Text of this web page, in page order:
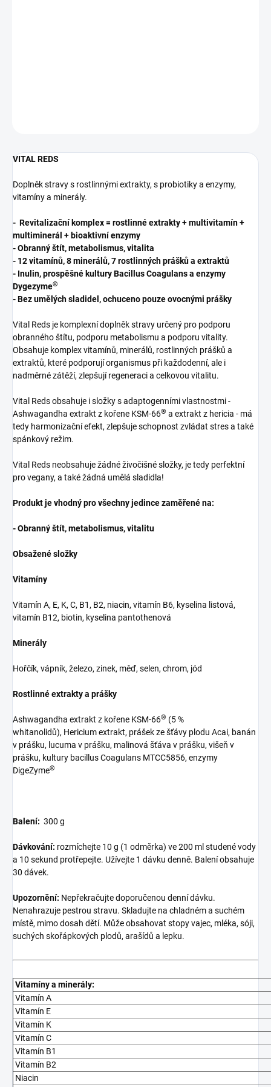
VITAL REDS
Doplněk stravy s rostlinnými extrakty, s probiotiky a enzymy,
vitamíny a minerály.
- Revitalizační komplex = rostlinné extrakty + multivitamín +
multiminerál + bioaktivní enzymy
- Obranný štít, metabolismus, vitalita
- 12 vitamínů, 8 minerálů, 7 rostlinných prášků a extraktů
- Inulin, prospěšné kultury Bacillus Coagulans a enzymy
Dygezyme®
- Bez umělých sladidel, ochuceno pouze ovocnými prášky
Vital Reds je komplexní doplněk stravy určený pro podporu
obranného štítu, podporu metabolismu a podporu vitality.
Obsahuje komplex vitamínů, minerálů, rostlinných prášků a
extraktů, které podporují organismus při každodenní, ale i
nadměrné zátěží, zlepšují regeneraci a celkovou vitalitu.
Vital Reds obsahuje i složky s adaptogenními vlastnostmi -
Ashwagandha extrakt z kořene KSM-66® a extrakt z hericia - má
tedy harmonizační efekt, zlepšuje schopnost zvládat stres a také
spánkový režim.
Vital Reds neobsahuje žádné živočišné složky, je tedy perfektní
pro vegany, a také žádná umělá sladidla!
Produkt je vhodný pro všechny jedince zaměřené na:
- Obranný štít, metabolismus, vitalitu
Obsažené složky
Vitamíny
Vitamín A, E, K, C, B1, B2, niacin, vitamín B6, kyselina listová,
vitamín B12, biotin, kyselina pantothenová
Minerály
Hořčík, vápník, železo, zinek, měď, selen, chrom, jód
Rostlinné extrakty a prášky
Ashwagandha extrakt z kořene KSM-66® (5 %
whitanolidů), Hericium extrakt, prášek ze šťávy plodu Acai, banán
v prášku, lucuma v prášku, malinová šťáva v prášku, višeň v
prášku, kultury bacillus Coagulans MTCC5856, enzymy
DigeZyme®
Balení: 300 g
Dávkování: rozmíchejte 10 g (1 odměrka) ve 200 ml studené vody
a 10 sekund protřepejte. Užívejte 1 dávku denně. Balení obsahuje
30 dávek.
Upozornění: Nepřekračujte doporučenou denní dávku.
Nenahrazuje pestrou stravu. Skladujte na chladném a suchém
místě, mimo dosah dětí. Může obsahovat stopy vajec, mléka, sóji,
suchých skořápkových plodů, arašídů a lepku.
Vitamíny a minerály:
Vitamín A
Vitamín E
Vitamín K
Vitamín C
Vitamín B1
Vitamín B2
Niacin